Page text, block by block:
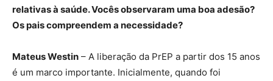
relativas à saúde. Vocês observaram uma boa adesão?
Os pais compreendem a necessidade?
Mateus Westin – A liberação da PrEP a partir dos 15 anos
é um marco importante. Inicialmente, quando foi